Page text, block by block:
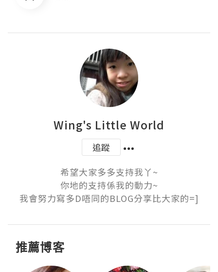
Wing's Little World
追蹤
希望大家多多支持我丫~
你地的支持係我的動力~
我會努力寫多D唔同的BLOG分享比大家的=]
推薦博客